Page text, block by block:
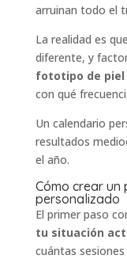
arruinan todo el
La realidad es
diferente, y
fototipo de
con qué
Un calendario
resultados
el año.
Cómo crear un
personalizado
El primer paso
tu situación
cuántas